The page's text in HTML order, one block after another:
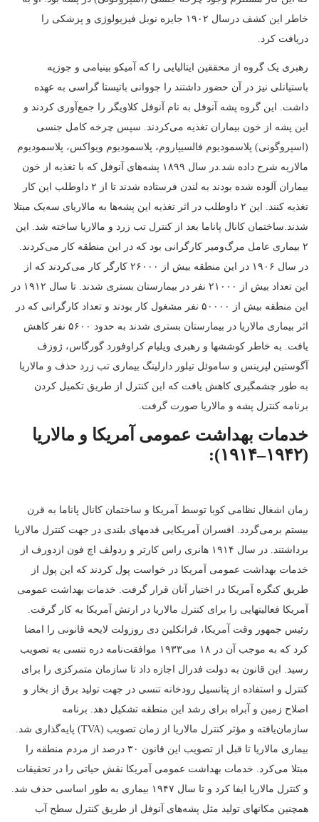
خاطر این کشف درسال ۱۹۰۲ جایزه نوبل فیزیولوژی و پزشکی را
دریافت کرد.
رهبری یک گروه از محققین ایتالیایی را که آمیکو بینیامی و جوزپه
باستیانلی نیز در آن حضور داشتند را جووانی باتیستا گراسی به عهده
داشت. این گروه پشه آنوفل به نام آنوفل کلاویگر را جمع‌آوری کردند و
این پشه از خون بیماران تغذیه می‌کردند. سپس چرخه کامل جنسی
(اسپروگونی) پلاسمودیوم فالسیپاروم، پلاسمودیوم ویواکس، پلاسمودیوم
مالاریه شرح داده شد.در سال ۱۸۹۹ پشه‌های آنوفل که با تغذیه از خون
بیماران آلوده شده بودند به لندن فرستاده شدند تا از ۲ داوطلب این کار
تغذیه کنند. این ۲ داوطلب در اثر تغذیه این پشه‌ها به مالاریای سه‌یک مبتلا
شدند.ساختمان کانال پاناما بعد از کنترل تب زرد و مالاریا ساخته شد. این
۲ بیماری عامل مرگ‌ومیر کارگرانی بود که در این منطقه کار می‌کردند.
در سال ۱۹۰۶ در این منطقه بیش از ۲۶۰۰۰ کارگر کار می‌کردند که از
این تعداد بیش از ۲۱۰۰۰ نفر در بیمارستان بستری شدند. تا سال ۱۹۱۲ در
این منطقه بیش از ۵۰۰۰۰ نفر مشغول کار بودند و تعداد کارگرانی که در
اثر بیماری مالاریا در بیمارستان بستری شدند به حدود ۵۶۰۰ نفر کاهش
یافت. به خاطر کوششها و رهبری ویلیام کراوفورد گورگاس، ژوزف
آگوستین لپرینس و ساموئل تیلور دارلینگ بیماری تب زرد حذف و مالاریا
به طور چشمگیری کاهش یافت که این کنترل از طریق تکمیل کردن
برنامه کنترل پشه و مالاریا صورت گرفت.
خدمات بهداشت عمومی آمریکا و مالاریا
(۱۹۴۲–۱۹۱۴):
زمان اشغال نظامی کوبا توسط آمریکا و ساختمان کانال پاناما به قرن
بیستم برمی‌گردد. افسران آمریکایی قدمهای بلندی در جهت کنترل مالاریا
برداشتند. در سال ۱۹۱۴ هانری راس کارتر و ردولف اچ فون ازدورف از
خدمات بهداشت عمومی آمریکا در خواست پول کردند که این پول از
طریق کنگره آمریکا در اختیار آنان قرار گرفت. خدمات بهداشت عمومی
آمریکا فعالیتهایی را برای کنترل مالاریا در ارتش آمریکا به کار گرفت.
رئیس جمهور وقت آمریکا، فرانکلین دی روزولت لایحه قانونی را امضا
کرد که به موجب آن در ۱۸ می۱۹۳۳ موافقت‌نامه دره تنسی به تصویب
رسید. این قانون به دولت فدرال اجازه داد تا سازمان متمرکزی را برای
کنترل و استفاده از پتانسیل رودخانه تنسی در جهت تولید برق از بخار و
اصلاح زمین و آبراه برای رشد این منطقه تشکیل دهد. برنامه
سازمان‌یافته و مؤثر کنترل مالاریا از زمان تصویب (TVA) پایه‌گذاری شد.
بیماری مالاریا تا قبل از تصویب این قانون ۳۰ درصد از مردم منطقه را
مبتلا می‌کرد. خدمات بهداشت عمومی آمریکا نقش حیاتی را در تحقیقات
و کنترل مالاریا ایفا کرد و تا سال ۱۹۴۷ بیماری به طور اساسی حذف شد.
همچنین مکانهای تولید مثل پشه‌های آنوفل از طریق کنترل سطح آب